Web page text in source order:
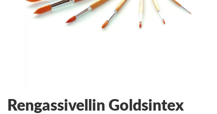
Rengassivellin Goldsintex